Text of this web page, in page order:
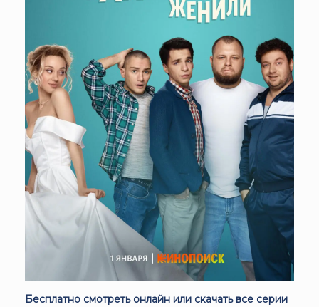
Бесплатно смотреть онлайн или скачать все серии